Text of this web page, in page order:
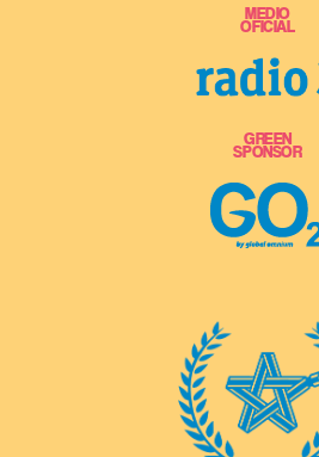
MEDIO
OFICIAL
GREEN
SPONSOR